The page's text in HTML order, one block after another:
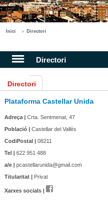
Inici Directori
Directori
Directori
Plataforma Castellar Unida
Adreça |Crta. Sentmenat, 47
Població |Castellar del Vallès
CodiPostal |08211
Tel |622 951 488
a/e |pcastellarunida@gmail.com
Titularitat |Privat
Xarxes socials |